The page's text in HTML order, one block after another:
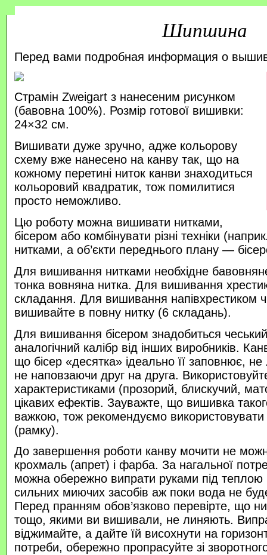
Шипшина
Перед вами подробная информация о
Страмін Zweigart з нанесеним рисунком
(бавовна 100%). Розмір готової вишивки:
24×32 см.
Вишивати дуже зручно, адже кольорову
схему вже нанесено на канву так, що на
кожному перетині ниток канви знаходиться
кольоровий квадратик, тож помилитися
просто неможливо.
Цю роботу можна вишивати нитками,
бісером або комбінувати різні техніки
нитками, а об’єкти переднього плану —
Для вишивання нитками необхідне
тонка вовняна нитка. Для вишивання
складання. Для вишивання напівхрестиком
вишивайте в повну нитку (6 складань).
Для вишивання бісером знадобиться
аналогічний калібр від інших виробників.
що бісер «десятка» ідеально її заповнює,
не наповзаючи друг на друга.
характеристиками (прозорий, блискучий,
цікавих ефектів. Зауважте, що вишивка
важкою, тож рекомендуємо
(рамку).
До завершення роботи канву мочити не
крохмаль (апрет) і фарба. За нагальної
можна обережно випрати руками під
сильних миючих засобів аж поки вода не
Перед пранням обов’язково перевірте, що
тощо, якими ви вишивали, не линяють.
віджимайте, а дайте їй висохнути на
потреби, обережно пропрасуйте зі